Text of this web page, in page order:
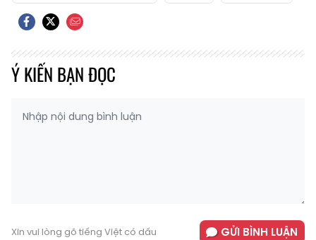
Ý KIẾN BẠN ĐỌC
Xin vui lòng gõ tiếng Việt có dấu GỬI BÌNH LUẬN